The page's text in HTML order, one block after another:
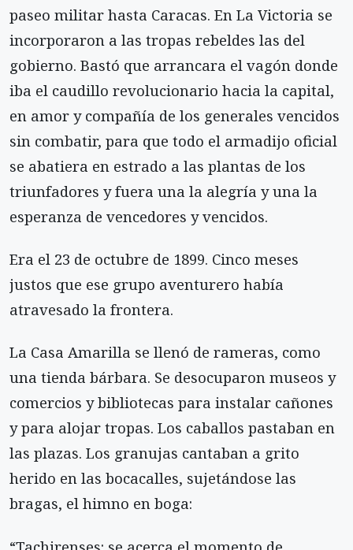
paseo militar hasta Caracas. En La Victoria se
incorporaron a las tropas rebeldes las del
gobierno. Bastó que arrancara el vagón donde
iba el caudillo revolucionario hacia la capital,
en amor y compañía de los generales vencidos
sin combatir, para que todo el armadijo oficial
se abatiera en estrado a las plantas de los
triunfadores y fuera una la alegría y una la
esperanza de vencedores y vencidos.
Era el 23 de octubre de 1899. Cinco meses
justos que ese grupo aventurero había
atravesado la frontera.
La Casa Amarilla se llenó de rameras, como
una tienda bárbara. Se desocuparon museos y
comercios y bibliotecas para instalar cañones
y para alojar tropas. Los caballos pastaban en
las plazas. Los granujas cantaban a grito
herido en las bocacalles, sujetándose las
bragas, el himno en boga: